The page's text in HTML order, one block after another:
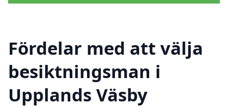
Fördelar med att välja
besiktningsman i
Upplands Väsby